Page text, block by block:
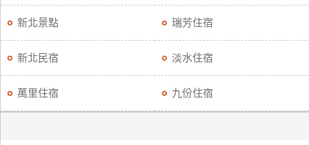
新北景點 瑞芳住宿
新北民宿 淡水住宿
萬里住宿 九份住宿